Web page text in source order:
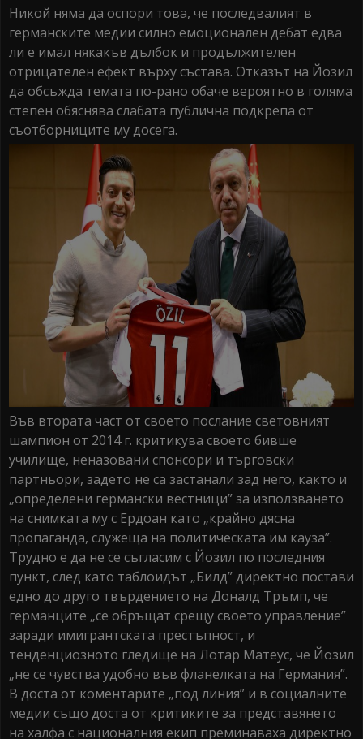
Никой няма да оспори това, че последвалият в
германските медии силно емоционален дебат едва
ли е имал някакъв дълбок и продължителен
отрицателен ефект върху състава. Отказът на Йозил
да обсъжда темата по-рано обаче вероятно в голяма
степен обяснява слабата публична подкрепа от
съотборниците му досега.
Във втората част от своето послание световният
шампион от 2014 г. критикува своето бивше
училище, неназовани спонсори и търговски
партньори, задето не са застанали зад него, както и
„определени германски вестници” за използването
на снимката му с Ердоан като „крайно дясна
пропаганда, служеща на политическата им кауза”.
Трудно е да не се съгласим с Йозил по последния
пункт, след като таблоидът „Билд” директно постави
едно до друго твърдението на Доналд Тръмп, че
германците „се обръщат срещу своето управление”
заради имигрантската престъпност, и
тенденциозното гледище на Лотар Матеус, че Йозил
„не се чувства удобно във фланелката на Германия”.
В доста от коментарите „под линия” и в социалните
медии също доста от критиките за представянето
на халфа с националния екип преминаваха директно